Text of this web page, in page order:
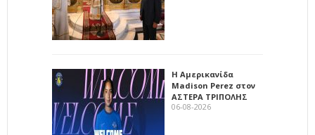
Η Αμερικανίδα
Madison Perez στον
ΑΣΤΕΡΑ ΤΡΙΠΟΛΗΣ
06-08-2026